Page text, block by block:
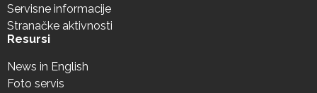
Servisne informacije
Stranačke aktivnosti
Resursi
News in English
Foto servis